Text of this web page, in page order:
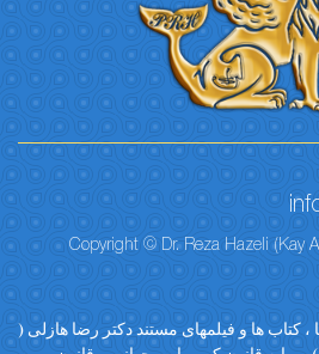
Copyright © Dr. Reza Hazeli (Kay
، کتاب ها و فیلمهای مستند دکتر رضا هازلی (